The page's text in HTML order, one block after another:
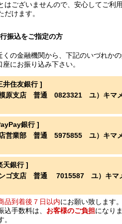
はございませんので、安心してご利
だけます。
振込をご指定の方
くの金融機関から、下記のいづれか
座にお振り込み下さい。
井住友銀行 ]
原支店 普通 0823321 ユ）キマ
銀行 ]
営業部 普通 5975855 ユ）キマ
天銀行 ]
ゴ支店 普通 7015587 ユ）キマ
品到着後７日以内にお願い致します。
込手数料は、 お客様のご負担になりま
。